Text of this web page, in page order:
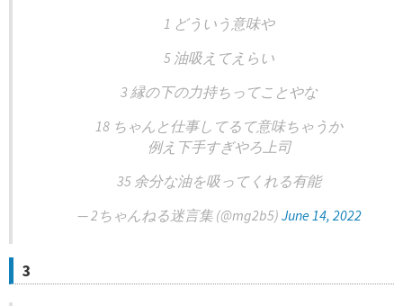
1 どういう意味や
5 油吸えてえらい
3 縁の下の力持ちってことやな
18 ちゃんと仕事してるて意味ちゃうか
例え下手すぎやろ上司
35 余分な油を吸ってくれる有能
— 2ちゃんねる迷言集 (@mg2b5) June 14, 2022
3